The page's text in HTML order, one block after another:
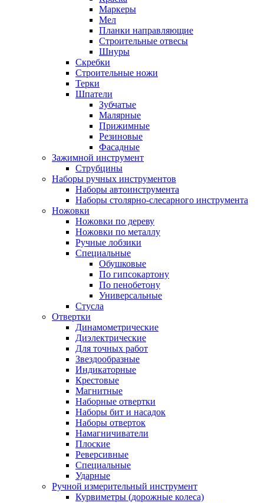
Маркеры
Мел
Планки направляющие
Строительные отвесы
Шнуры
Скребки
Строительные ножи
Терки
Шпатели
Зубчатые
Малярные
Прижимные
Резиновые
Фасадные
Зажимной инструмент
Струбцины
Наборы ручных инструментов
Наборы автоинструмента
Наборы столярно-слесарного инструмента
Ножовки
Ножовки по дереву
Ножовки по металлу
Ручные лобзики
Специальные
Обушковые
По гипсокартону
По пенобетону
Универсальные
Стусла
Отвертки
Динамометрические
Диэлектрические
Для точных работ
Звездообразные
Индикаторные
Крестовые
Магнитные
Наборные отвертки
Наборы бит и насадок
Наборы отверток
Намагничиватели
Плоские
Реверсивные
Специальные
Ударные
Ручной измерительный инструмент
Курвиметры (дорожные колеса)